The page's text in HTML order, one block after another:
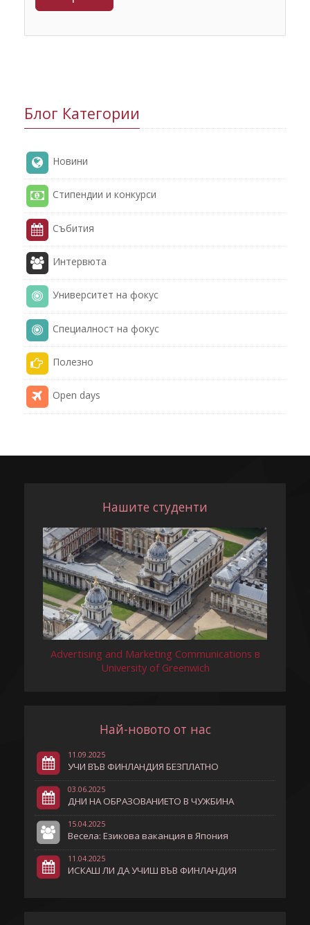
Блог Категории
Новини
Стипендии и конкурси
Събития
Интервюта
Университет на фокус
Специалност на фокус
Полезнo
Open days
Нашите студенти
Advertising and Marketing Communications в
University of Greenwich
Най-новото от нас
11.09.2025
УЧИ ВЪВ ФИНЛАНДИЯ БЕЗПЛАТНО
03.06.2025
ДНИ НА ОБРАЗОВАНИЕТО В ЧУЖБИНА
15.04.2025
Весела: Езикова ваканция в Япония
11.04.2025
ИСКАШ ЛИ ДА УЧИШ ВЪВ ФИНЛАНДИЯ